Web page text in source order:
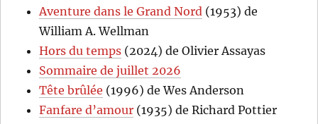
Aventure dans le Grand Nord (1953) de
William A. Wellman
Hors du temps (2024) de Olivier Assayas
Sommaire de juillet 2026
Tête brûlée (1996) de Wes Anderson
Fanfare d’amour (1935) de Richard Pottier